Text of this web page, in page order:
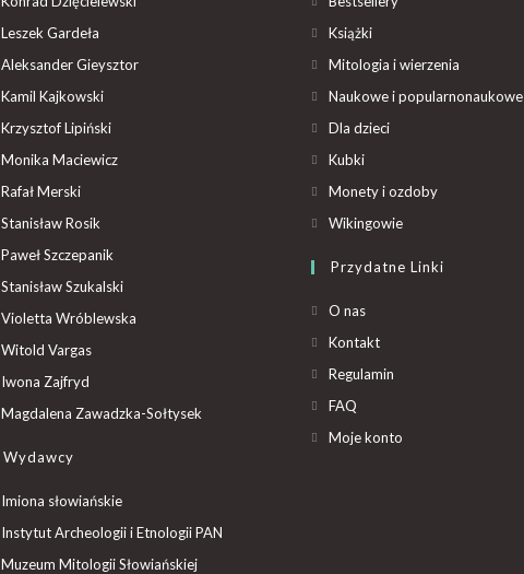
Leszek Gardeła
Aleksander Gieysztor
Kamil Kajkowski
Krzysztof Lipiński
Monika Maciewicz
Rafał Merski
Stanisław Rosik
Paweł Szczepanik
Stanisław Szukalski
Violetta Wróblewska
Witold Vargas
Iwona Zajfryd
Magdalena Zawadzka-Sołtysek
Wydawcy
Imiona słowiańskie
Instytut Archeologii i Etnologii PAN
Muzeum Mitologii Słowiańskiej
Książki
Mitologia i wierzenia
Naukowe i popularnonaukowe
Dla dzieci
Kubki
Monety i ozdoby
Wikingowie
Przydatne Linki
O nas
Kontakt
Regulamin
FAQ
Moje konto